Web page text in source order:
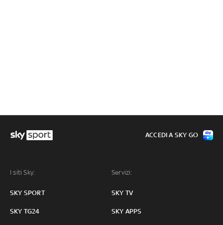
I siti Sky:
SKY SPORT
SKY TG24
Servizi:
SKY TV
SKY APPS
ACCEDI A SKY GO